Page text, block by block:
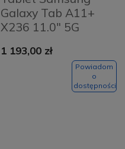
Galaxy Tab A11+
X236 11.0" 5G
Grey
1 193,00 zł
Powiadom
o
dostępności